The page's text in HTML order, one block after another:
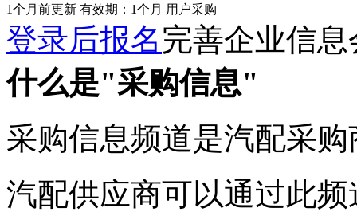
1个月前更新 有效期：1个月 用户采购
登录后报名完善企业信
什么是"采购信息"
采购信息频道是汽配采
汽配供应商可以通过此